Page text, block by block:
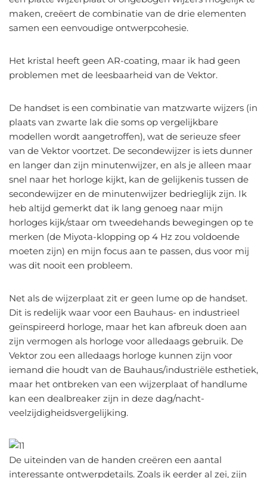
maken, creëert de combinatie van de drie elementen
samen een eenvoudige ontwerpcohesie.
Het kristal heeft geen AR-coating, maar ik had geen
problemen met de leesbaarheid van de Vektor.
De handset is een combinatie van matzwarte wijzers (in
plaats van zwarte lak die soms op vergelijkbare
modellen wordt aangetroffen), wat de serieuze sfeer
van de Vektor voortzet. De secondewijzer is iets dunner
en langer dan zijn minutenwijzer, en als je alleen maar
snel naar het horloge kijkt, kan de gelijkenis tussen de
secondewijzer en de minutenwijzer bedrieglijk zijn. Ik
heb altijd gemerkt dat ik lang genoeg naar mijn
horloges kijk/staar om tweedehands bewegingen op te
merken (de Miyota-klopping op 4 Hz zou voldoende
moeten zijn) en mijn focus aan te passen, dus voor mij
was dit nooit een probleem.
Net als de wijzerplaat zit er geen lume op de handset.
Dit is redelijk waar voor een Bauhaus- en industrieel
geïnspireerd horloge, maar het kan afbreuk doen aan
zijn vermogen als horloge voor alledaags gebruik. De
Vektor zou een alledaags horloge kunnen zijn voor
iemand die houdt van de Bauhaus/industriële esthetiek,
maar het ontbreken van een wijzerplaat of handlume
kan een dealbreaker zijn in deze dag/nacht-
veelzijdigheidsvergelijking.
De uiteinden van de handen creëren een aantal
interessante ontwerpdetails. Zoals ik eerder al zei, zijn